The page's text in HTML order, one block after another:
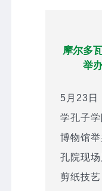
摩尔多
举
5月23日
学孔子
博物馆
孔院现
剪纸技